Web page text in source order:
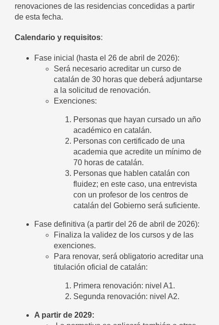
renovaciones de las residencias concedidas a partir
de esta fecha.
Calendario y requisitos:
Fase inicial (hasta el 26 de abril de 2026):
Será necesario acreditar un curso de
catalán de 30 horas que deberá adjuntarse
a la solicitud de renovación.
Exenciones:
Personas que hayan cursado un año
académico en catalán.
Personas con certificado de una
academia que acredite un mínimo de
70 horas de catalán.
Personas que hablen catalán con
fluidez; en este caso, una entrevista
con un profesor de los centros de
catalán del Gobierno será suficiente.
Fase definitiva (a partir del 26 de abril de 2026):
Finaliza la validez de los cursos y de las
exenciones.
Para renovar, será obligatorio acreditar una
titulación oficial de catalán:
Primera renovación: nivel A1.
Segunda renovación: nivel A2.
A partir de 2029: